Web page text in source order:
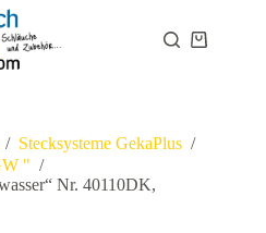
Warenkorb
/ Stecksysteme GekaPlus /
" /
Nr. 40110DK,